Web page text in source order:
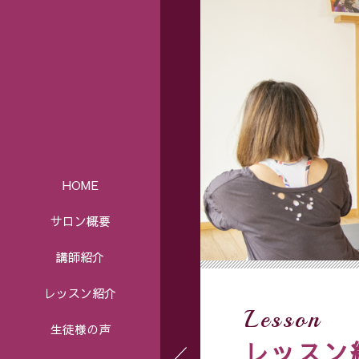
HOME
サロン概要
講師紹介
レッスン紹介
生徒様の声 Lesson
レッスン